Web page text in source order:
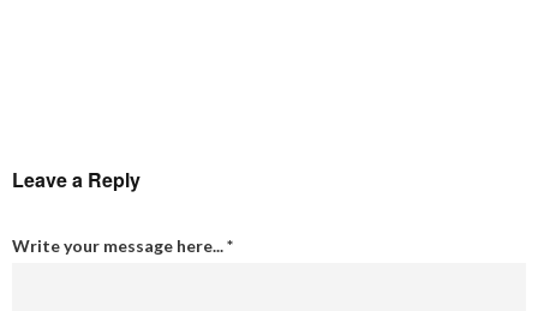
Leave a Reply
Write your message here...*